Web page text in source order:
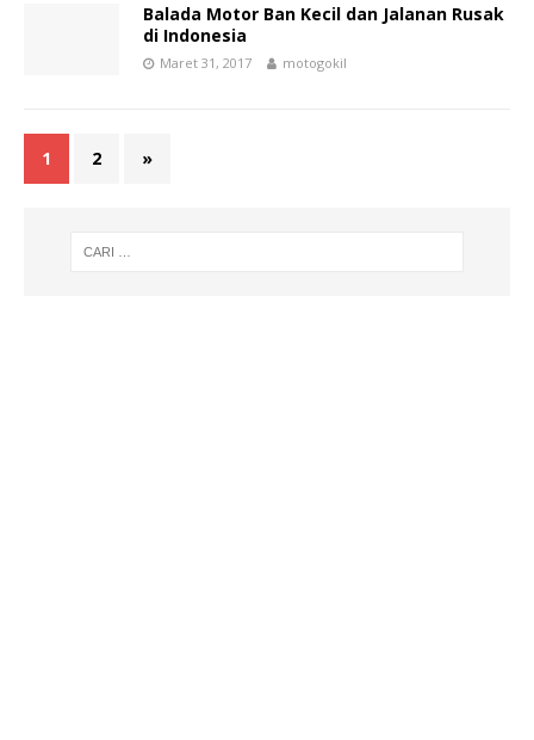
Balada Motor Ban Kecil dan Jalanan Rusak
di Indonesia
Maret 31, 2017 motogokil
1 2 »